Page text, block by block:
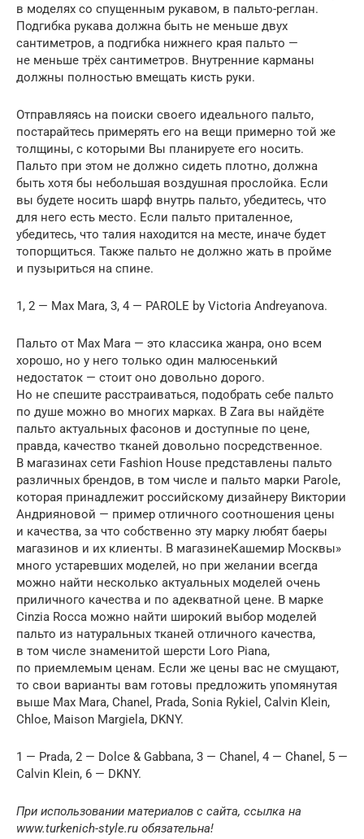
в моделях со спущенным рукавом, в пальто-реглан.
Подгибка рукава должна быть не меньше двух
сантиметров, а подгибка нижнего края пальто —
не меньше трёх сантиметров. Внутренние карманы
должны полностью вмещать кисть руки.
Отправляясь на поиски своего идеального пальто,
постарайтесь примерять его на вещи примерно той же
толщины, с которыми Вы планируете его носить.
Пальто при этом не должно сидеть плотно, должна
быть хотя бы небольшая воздушная прослойка. Если
вы будете носить шарф внутрь пальто, убедитесь, что
для него есть место. Если пальто приталенное,
убедитесь, что талия находится на месте, иначе будет
топорщиться. Также пальто не должно жать в пройме
и пузыриться на спине.
1, 2 — Max Mara, 3, 4 — PAROLE by Victoria Andreyanova.
Пальто от Max Mara — это классика жанра, оно всем
хорошо, но у него только один малюсенький
недостаток — стоит оно довольно дорого.
Но не спешите расстраиваться, подобрать себе пальто
по душе можно во многих марках. В Zara вы найдёте
пальто актуальных фасонов и доступные по цене,
правда, качество тканей довольно посредственное.
В магазинах сети Fashion House представлены пальто
различных брендов, в том числе и пальто марки Parole,
которая принадлежит российскому дизайнеру Виктории
Андрияновой — пример отличного соотношения цены
и качества, за что собственно эту марку любят баеры
магазинов и их клиенты. В магазинеКашемир Москвы»
много устаревших моделей, но при желании всегда
можно найти несколько актуальных моделей очень
приличного качества и по адекватной цене. В марке
Cinzia Rocca можно найти широкий выбор моделей
пальто из натуральных тканей отличного качества,
в том числе знаменитой шерсти Loro Piana,
по приемлемым ценам. Если же цены вас не смущают,
то свои варианты вам готовы предложить упомянутая
выше Max Mara, Chanel, Prada, Sonia Rykiel, Calvin Klein,
Сhloe, Maison Margiela, DKNY.
1 — Prada, 2 — Dolce & Gabbana, 3 — Chanel, 4 — Chanel, 5 —
Calvin Klein, 6 — DKNY.
При использовании материалов с сайта, ссылка на
www.turkenich-style.ru обязательна!